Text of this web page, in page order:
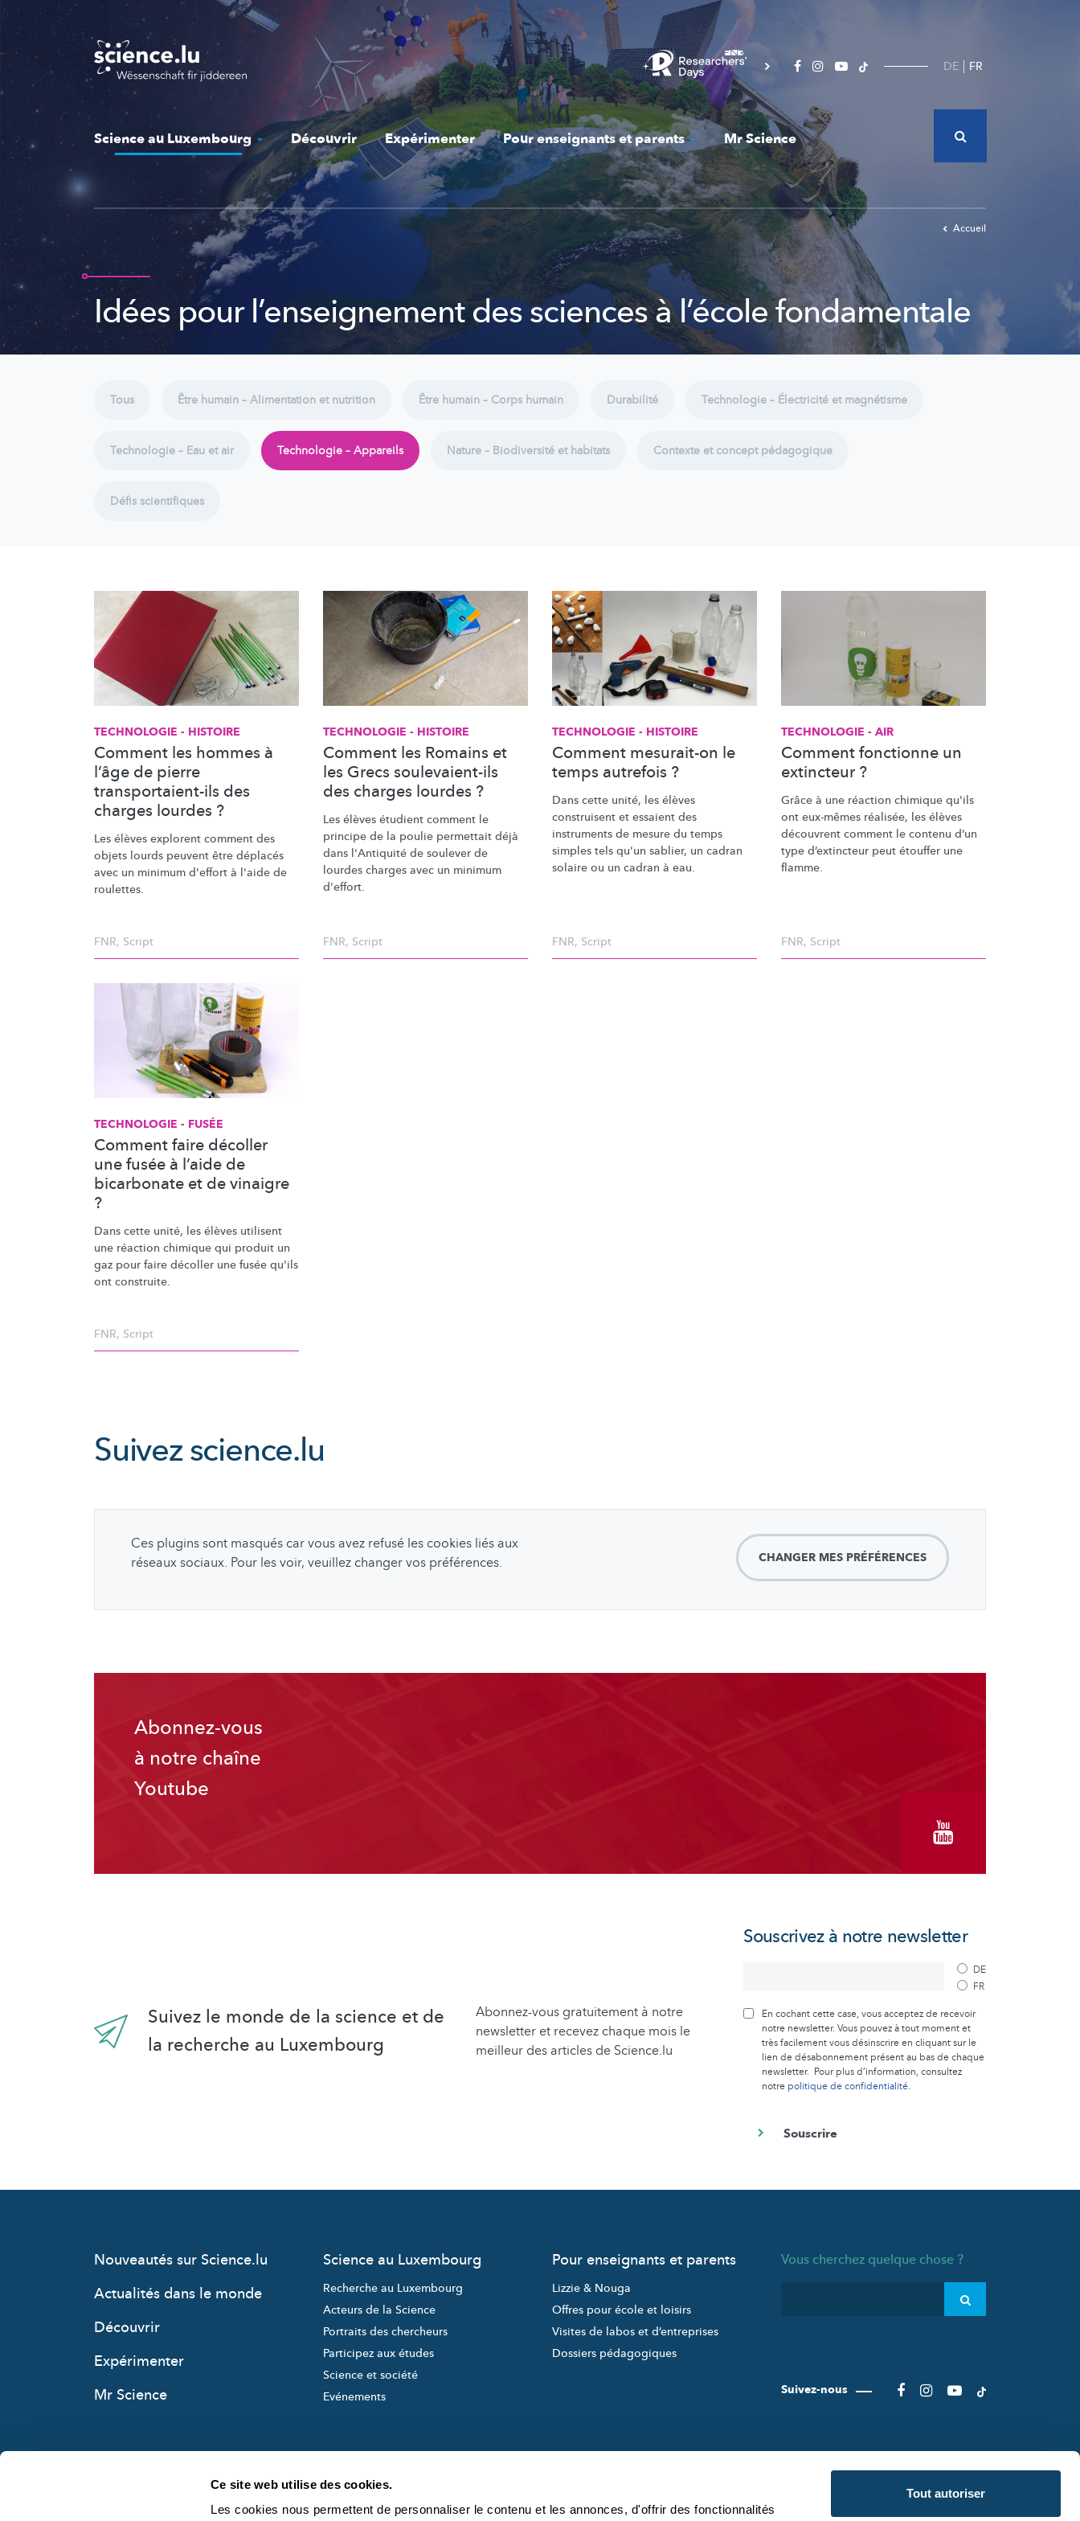
Ce site web utilise des cookies.
Les cookies nous permettent de personnaliser le contenu et les annonces, d'offrir des fonctionnalités
Tout autoriser
Skip
to
main
content
DE FR
Science au Luxembourg Découvrir Expérimenter Pour enseignants et parents Mr Science
Accueil
Idées pour l’enseignement des sciences à l’école fondamentale
Tous Être humain – Alimentation et nutrition Être humain – Corps humain Durabilité Technologie – Électricité et magnétisme
Technologie – Eau et air Technologie – Appareils Nature – Biodiversité et habitats Contexte et concept pédagogique
Défis scientifiques
TECHNOLOGIE - HISTOIRE
Comment les hommes à
l’âge de pierre
transportaient-ils des
charges lourdes ?
Les élèves explorent comment des
objets lourds peuvent être déplacés
avec un minimum d'effort à l'aide de
roulettes.
FNR, Script
TECHNOLOGIE - HISTOIRE
Comment les Romains et
les Grecs soulevaient-ils
des charges lourdes ?
Les élèves étudient comment le
principe de la poulie permettait déjà
dans l'Antiquité de soulever de
lourdes charges avec un minimum
d'effort.
FNR, Script
TECHNOLOGIE - HISTOIRE
Comment mesurait-on le
temps autrefois ?
Dans cette unité, les élèves
construisent et essaient des
instruments de mesure du temps
simples tels qu'un sablier, un cadran
solaire ou un cadran à eau.
FNR, Script
TECHNOLOGIE - AIR
Comment fonctionne un
extincteur ?
Grâce à une réaction chimique qu'ils
ont eux-mêmes réalisée, les élèves
découvrent comment le contenu d’un
type d’extincteur peut étouffer une
flamme.
FNR, Script
TECHNOLOGIE - FUSÉE
Comment faire décoller
une fusée à l’aide de
bicarbonate et de vinaigre
?
Dans cette unité, les élèves utilisent
une réaction chimique qui produit un
gaz pour faire décoller une fusée qu'ils
ont construite.
FNR, Script
Suivezscience.lu
Ces plugins sont masqués car vous avez refusé les cookies liés aux
réseaux sociaux. Pour les voir, veuillez changer vos préférences.
CHANGER MES PRÉFÉRENCES
Abonnez-vous
à notre chaîne
Youtube
Suivez le monde de la science et de
la recherche au Luxembourg
Abonnez-vous gratuitement à notre
newsletter et recevez chaque mois le
meilleur des articles de Science.lu
Souscrivez à notre newsletter
DE
FR
En cochant cette case, vous acceptez de recevoir
notre newsletter. Vous pouvez à tout moment et
très facilement vous désinscrire en cliquant sur le
lien de désabonnement présent au bas de chaque
newsletter. Pour plus d’information, consultez
notre politique de confidentialité.
Nouveautés sur Science.lu
Actualités dans le monde
Découvrir
Expérimenter
Mr Science
Science au Luxembourg
Recherche au Luxembourg
Acteurs de la Science
Portraits des chercheurs
Participez aux études
Science et société
Evénements
Pour enseignants et parents
Lizzie & Nouga
Offres pour école et loisirs
Visites de labos et d’entreprises
Dossiers pédagogiques
Vous cherchez quelque chose ?
Suivez-nous